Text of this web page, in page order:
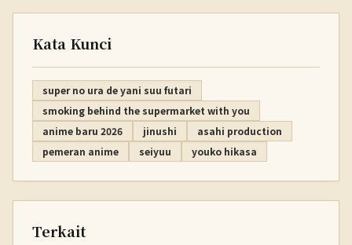
Kata Kunci
super no ura de yani suu futari
smoking behind the supermarket with you
anime baru 2026
jinushi
asahi production
pemeran anime
seiyuu youko hikasa
Terkait